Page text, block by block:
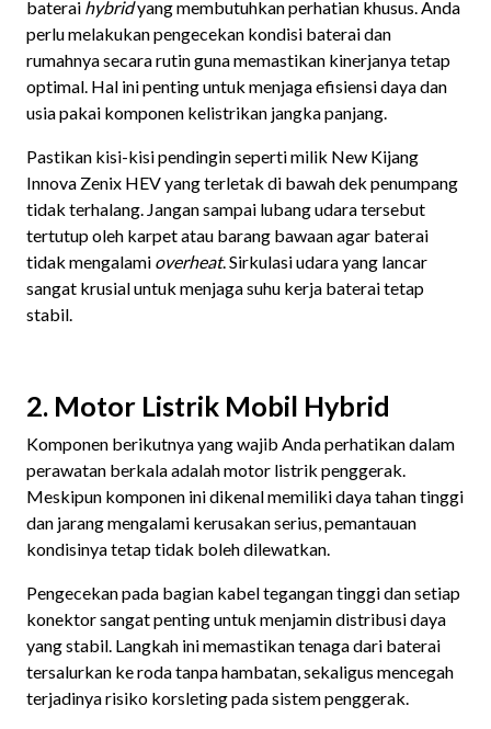
baterai hybridyang membutuhkan perhatian khusus. Anda
perlu melakukan pengecekan kondisi baterai dan
rumahnya secara rutin guna memastikan kinerjanya tetap
optimal. Hal ini penting untuk menjaga efisiensi daya dan
usia pakai komponen kelistrikan jangka panjang.
Pastikan kisi-kisi pendingin seperti milik New Kijang
Innova Zenix HEV yang terletak di bawah dek penumpang
tidak terhalang. Jangan sampai lubang udara tersebut
tertutup oleh karpet atau barang bawaan agar baterai
tidak mengalami overheat. Sirkulasi udara yang lancar
sangat krusial untuk menjaga suhu kerja baterai tetap
stabil.
2. Motor Listrik Mobil Hybrid
Komponen berikutnya yang wajib Anda perhatikan dalam
perawatan berkala adalah motor listrik penggerak.
Meskipun komponen ini dikenal memiliki daya tahan tinggi
dan jarang mengalami kerusakan serius, pemantauan
kondisinya tetap tidak boleh dilewatkan.
Pengecekan pada bagian kabel tegangan tinggi dan setiap
konektor sangat penting untuk menjamin distribusi daya
yang stabil. Langkah ini memastikan tenaga dari baterai
tersalurkan ke roda tanpa hambatan, sekaligus mencegah
terjadinya risiko korsleting pada sistem penggerak.